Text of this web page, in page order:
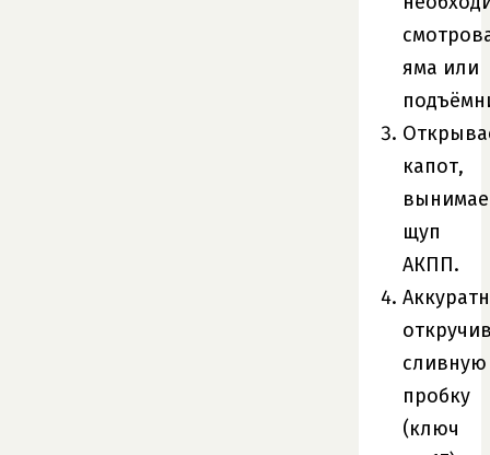
яма или
капот,
щуп
АКПП.
сливную
пробку
(ключ